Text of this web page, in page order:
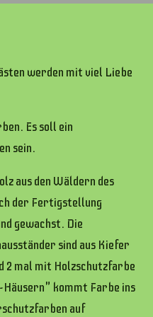
werden mit viel Liebe
Es soll ein
sein.
aus den Wäldern des
der Fertigstellung
gewachst. Die
sind aus Kiefer
2 mal mit Holzschutzfarbe
Häusern" kommt Farbe ins
auf